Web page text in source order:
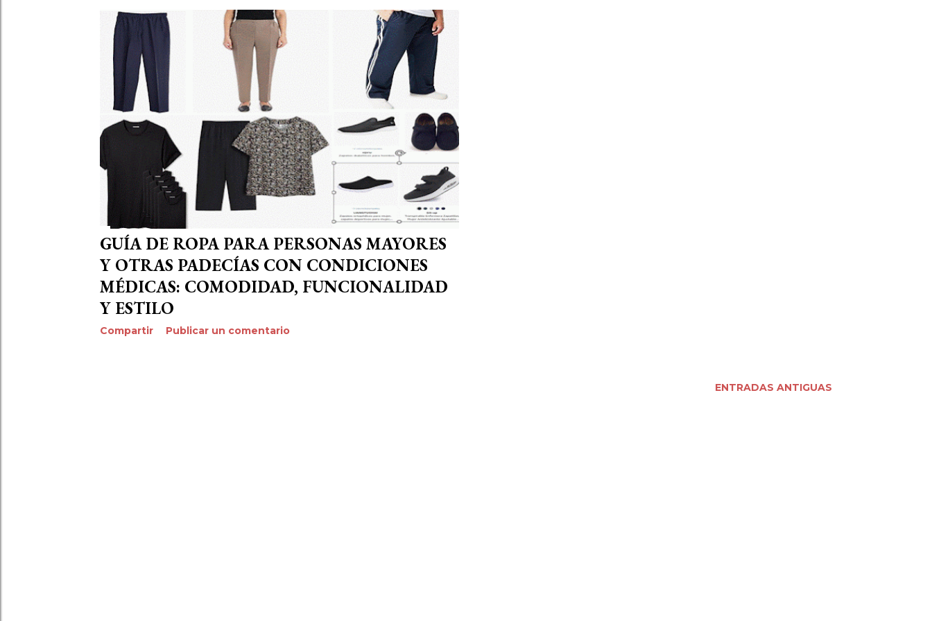
a
s
GUÍA DE ROPA PARA PERSONAS MAYORES
Y OTRAS PADECÍAS CON CONDICIONES
MÉDICAS: COMODIDAD, FUNCIONALIDAD
Y ESTILO
Compartir Publicar un comentario
ENTRADAS ANTIGUAS